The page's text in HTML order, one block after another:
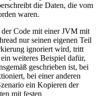
die Daten, die vom
waren.
der Code mit einer JVM mit
nur seinen eigenen Teil
ignoriert wird, tritt
weiteres Beispiel dafür,
geschrieben ist, bei
bei einer anderen
ein Kopieren der
mit festen